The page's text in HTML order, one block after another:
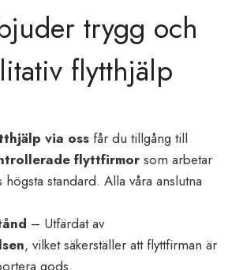
trygg och
flytthjälp
via oss får du tillgång till
flyttfirmor som arbetar
standard. Alla våra anslutna
– Utfärdat av
, vilket säkerställer att flyttfirman är
gods.